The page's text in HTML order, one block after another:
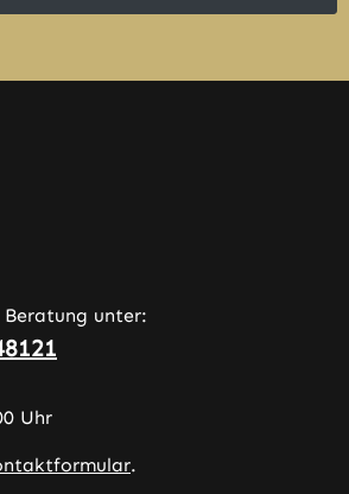
unter:
Uhr
.